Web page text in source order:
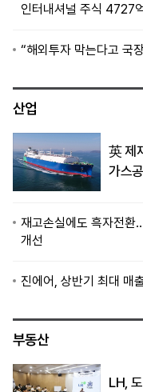
인터내셔널 주식 4727
“해외투자 막는다고 국
산업
英 제
가스
재고손실에도 흑자전환
개선
진에어, 상반기 최대 매
부동산
LH,